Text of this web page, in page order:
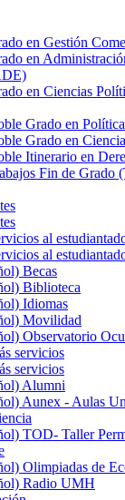
en Gestión
en
en Ciencias
Grado en
Grado en
Itinerario en
Fin de Grado
al
al
Becas
Biblioteca
Idiomas
Movilidad
Observatorio
servicios
servicios
Alumni
Aunex - Aulas
TOD- Taller
Olimpiadas de
Radio UMH